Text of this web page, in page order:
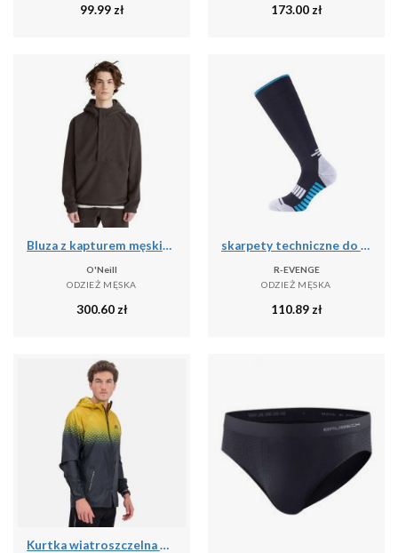
99.99 zł 173.00 zł
Bluza z kapturem męskie O'Neill Hz Hoodie Fleece
O'Neill
ODZIEŻ MĘSKA
300.60 zł
skarpety techniczne do biegania dla dorosłych długie, czarny
R-EVENGE
ODZIEŻ MĘSKA
110.89 zł
Kurtka wiatroszczelna męska do biegania i na szlak PERFORMANCE WINDBREAKER